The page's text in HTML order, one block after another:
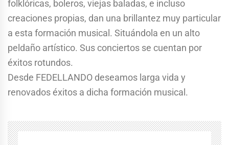
folklóricas, boleros, viejas baladas, e incluso
creaciones propias, dan una brillantez muy particular
a esta formación musical. Situándola en un alto
peldaño artístico. Sus conciertos se cuentan por
éxitos rotundos.
Desde FEDELLANDO deseamos larga vida y
renovados éxitos a dicha formación musical.